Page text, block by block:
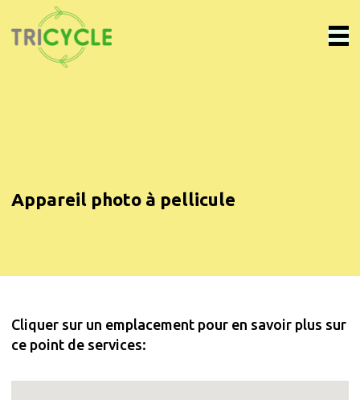
Appareil photo à pellicule
Cliquer sur un emplacement pour en savoir plus sur
ce point de services: